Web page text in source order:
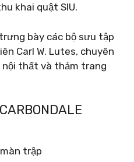
khai quật SIU.
bày các bộ sưu tập
Carl W. Lutes, chuyên
nội thất và thảm trang
trập